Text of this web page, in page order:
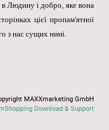
в Людину і добро, яке вона
цієї пропам'ятної
з нас сущих нині.
MAXXmarketing GmbH
Download & Support